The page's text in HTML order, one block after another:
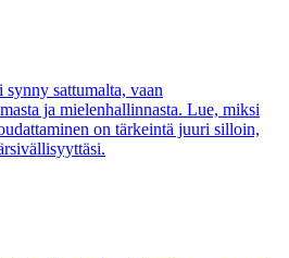
synny sattumalta, vaan
ja mielenhallinnasta. Lue, miksi
on tärkeintä juuri silloin,